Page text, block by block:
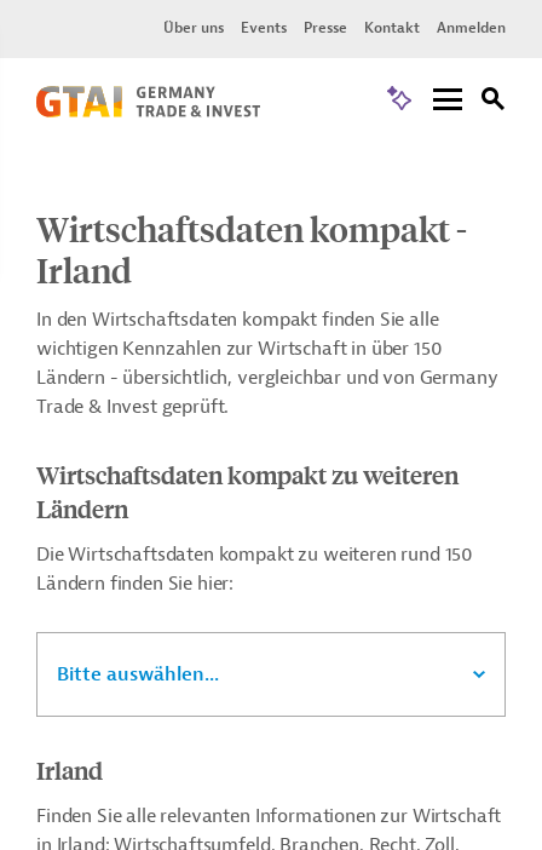
Über uns Events Presse Kontakt Anmelden
Wirtschaftsdaten kompakt -
Irland
In den Wirtschaftsdaten kompakt finden Sie alle
wichtigen Kennzahlen zur Wirtschaft in über 150
Ländern - übersichtlich, vergleichbar und von Germany
Trade & Invest geprüft.
Wirtschaftsdaten kompakt zu weiteren
Ländern
Die Wirtschaftsdaten kompakt zu weiteren rund 150
Ländern finden Sie hier:
Bitte auswählen...
Irland
Finden Sie alle relevanten Informationen zur Wirtschaft
in Irland: Wirtschaftsumfeld, Branchen, Recht, Zoll,